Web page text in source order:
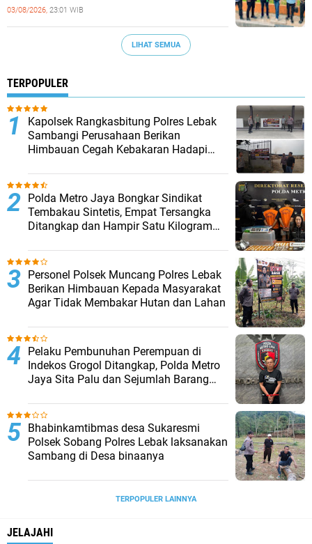
03/08/2026, 23:01 WIB
LIHAT SEMUA
TERPOPULER
Kapolsek Rangkasbitung Polres Lebak
Sambangi Perusahaan Berikan
Himbauan Cegah Kebakaran Hadapi
‎Polda Metro Jaya Bongkar Sindikat
Tembakau Sintetis, Empat Tersangka
Ditangkap dan Hampir Satu Kilogram
Personel Polsek Muncang Polres Lebak
Berikan Himbauan Kepada Masyarakat
Agar Tidak Membakar Hutan dan Lahan
Pelaku Pembunuhan Perempuan di
Indekos Grogol Ditangkap, Polda Metro
Jaya Sita Palu dan Sejumlah Barang
Bhabinkamtibmas desa Sukaresmi
Polsek Sobang Polres Lebak laksanakan
Sambang di Desa binaanya
TERPOPULER LAINNYA
JELAJAHI